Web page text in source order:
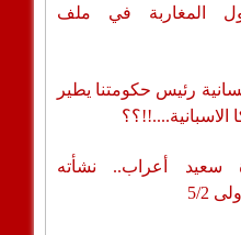
المغاربة في ملف
رئيس حكومتنا يطير
الاسبانية....!!؟؟
سعيد أعراب.. نشأته
5/2